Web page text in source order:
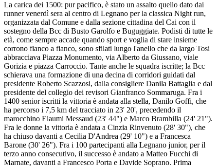
La carica dei 1500: pur pacifico, è stato un assalto quello dato dai
runner venerdì sera al centro di Legnano per la classica Night run,
organizzata dal Comune e dalla sezione cittadina del Cai con il
sostegno della Bcc di Busto Garolfo e Buguggiate. Podisti di tutte le
età, come sempre accade quando sport e voglia di stare insieme
corrono fianco a fianco, sono sfilati lungo l'anello che da largo Tosi
abbracciava Piazza Monumento, via Alberto da Giussano, viale
Gorizia e piazza Carroccio. Tante anche le squadra iscritte; la Bcc
schierava una formazione di una decina di corridori guidati dal
presidente Roberto Scazzosi, dalla consigliere Danila Battaglia e dal
presidente del collegio dei revisori Gianfranco Sommaruga. Fra i
1400 senior iscritti la vittoria è andata alla stella, Danilo Goffi, che
ha percorso i 7,5 km del tracciato in 23' 20', precedendo il
marocchino Elaumi Messaud (23' 44") e Marco Brambilla (24' 21").
Fra le donne la vittoria è andata a Cinzia Rinvenuto (28' 30"), che
ha chiuso davanti a Cecilia D'Andrea (29' 10") e a Francesca
Barone (30' 26"). Fra i 100 partecipanti alla Legnano junior, per il
terzo anno consecutivo, il successo è andato a Matteo Fucchi di
Marnate, davanti a Francesco Porta e Davide Soprano. Prima